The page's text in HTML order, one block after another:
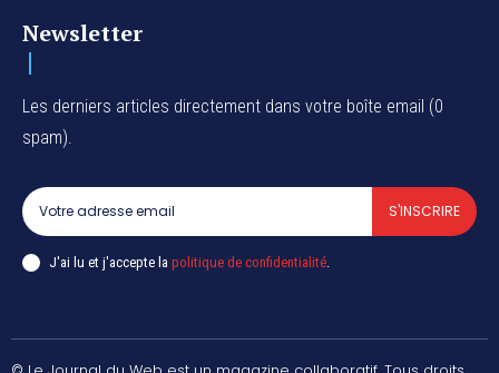
Newsletter
Les derniers articles directement dans votre boîte email (0
spam).
S'INSCRIRE
J'ai lu et j'accepte la politique de confidentialité